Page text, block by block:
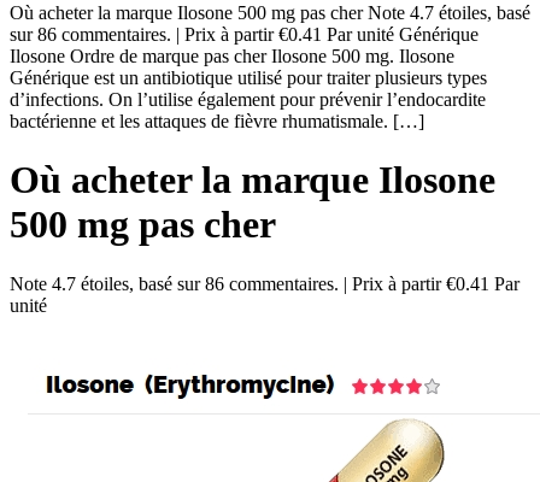
Où acheter la marque Ilosone 500 mg pas cher Note 4.7 étoiles, basé
sur 86 commentaires. | Prix à partir €0.41 Par unité Générique
Ilosone Ordre de marque pas cher Ilosone 500 mg. Ilosone
Générique est un antibiotique utilisé pour traiter plusieurs types
d’infections. On l’utilise également pour prévenir l’endocardite
bactérienne et les attaques de fièvre rhumatismale. […]
Où acheter la marque Ilosone
500 mg pas cher
Note 4.7 étoiles, basé sur86 commentaires. | Prix à partir€0.41 Par
unité